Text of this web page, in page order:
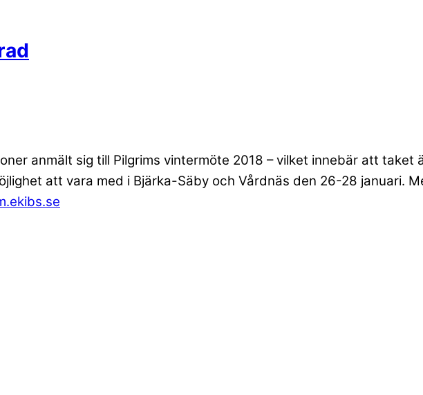
anmält sig till Pilgrims vintermöte 2018 – vilket innebär att
att vara med i Bjärka-Säby och Vårdnäs den 26-28 januari.